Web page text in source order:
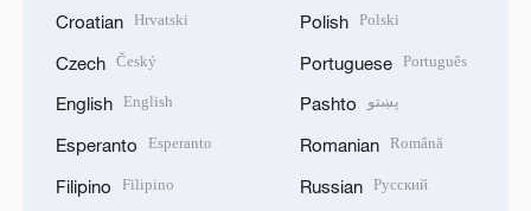
Croatian Hrvatski
Czech Český
English English
Esperanto Esperanto
Filipino Filipino
Polish Polski
Portuguese Português
Pashto پښتو
Romanian Română
Russian Русский